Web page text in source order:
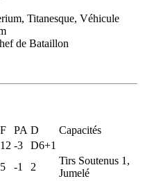
Titanesque, Véhicule
de Bataillon
F PA D
Capacités
12 -3
D6+1
5 -1 2
Tirs Soutenus 1,
Jumelé